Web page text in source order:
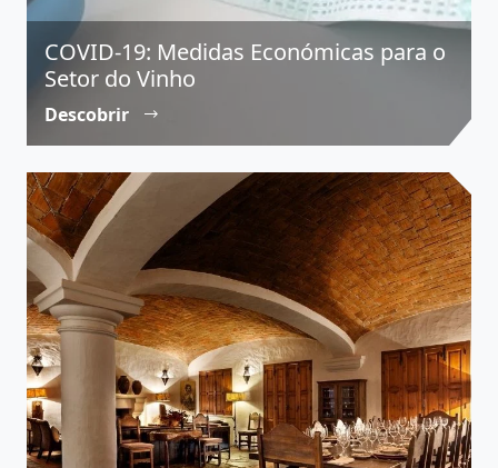
COVID-19: Medidas Económicas para o
Setor do Vinho
Descobrir